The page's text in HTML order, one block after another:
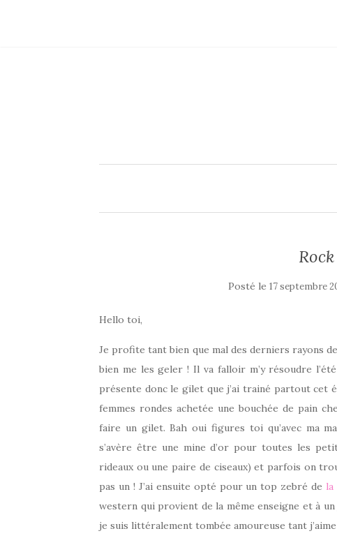
Posté le17 septembre
Hello toi,
Je profite tant bien que mal des derniers rayons
bien me les geler ! Il va falloir m’y résoudre
présente donc le gilet que j’ai trainé partout cet
femmes rondes achetée une bouchée de pain
faire un gilet. Bah oui figures toi qu’avec ma
s’avère être une mine d’or pour toutes les
rideaux ou une paire de ciseaux) et parfois on
pas un ! J’ai ensuite opté pour un top zebré de la
western qui provient de la même enseigne et à
je suis littéralement tombée amoureuse tant